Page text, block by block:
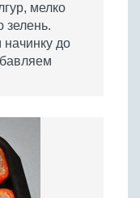
мелко
зелень.
до